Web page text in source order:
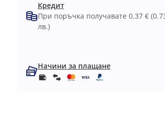
Кредит
При поръчка получавате 0.37 €
лв.)
Начини за плащане